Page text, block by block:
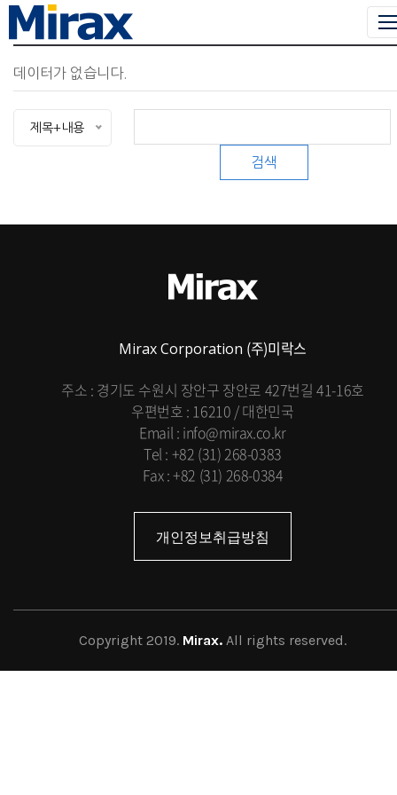
데이터가 없습니다.
제목+내용
검색
Mirax Corporation (주)미락스
주소 : 경기도 수원시 장안구 장안로 427번길 41-16호
우편번호 : 16210 / 대한민국
Email : info@mirax.co.kr
Tel : +82 (31) 268-0383
Fax : +82 (31) 268-0384
개인정보취급방침
Copyright 2019. Mirax. All rights reserved.